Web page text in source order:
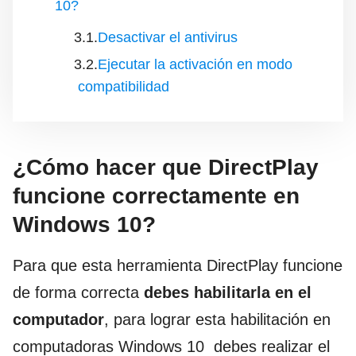
10?
Desactivar el antivirus
Ejecutar la activación en modo
compatibilidad
¿Cómo hacer que DirectPlay
funcione correctamente en
Windows 10?
Para que esta herramienta DirectPlay funcione
de forma correcta debes habilitarla en el
computador, para lograr esta habilitación en
computadoras Windows 10 debes realizar el